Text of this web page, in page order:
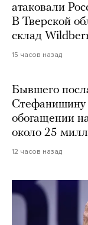
атаковали
В Тверской
склад
15 часов назад
Бывшего
Стефанишину
обогащении
около 25
12 часов назад